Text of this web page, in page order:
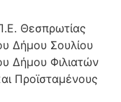
Θεσπρωτίας
Δήμου Σουλίου
Δήμου Φιλιατών
Προϊσταμένους